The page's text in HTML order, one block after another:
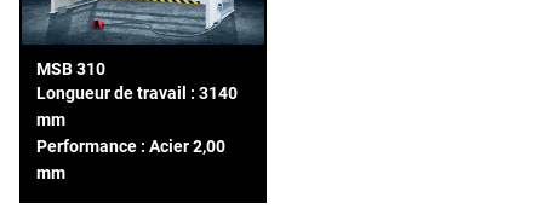
MSB 310
Longueur de travail : 3140
mm
Performance : Acier 2,00
mm